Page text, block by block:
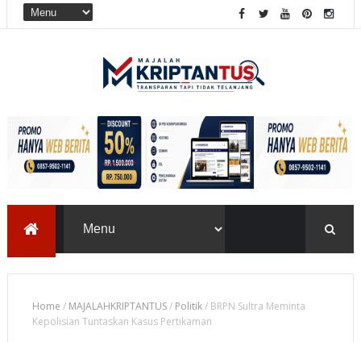
Home / MAJALAHKRIPTANTUS/ Politik/ BRPN Sultra Meminta
Kepolisian Tuntaskan Kasus Pertikaman